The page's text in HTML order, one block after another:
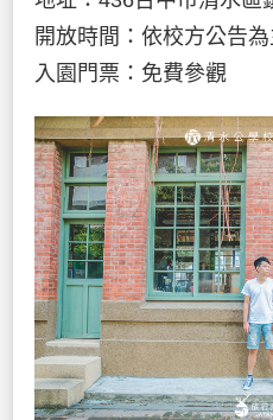
開放時間：依校方公告為
入園門票：免費參觀